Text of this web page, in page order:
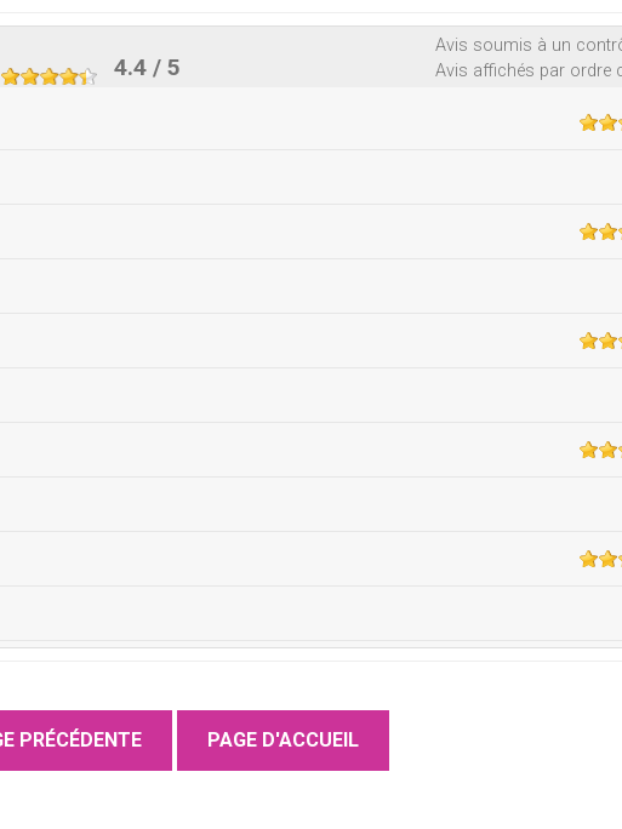
Avis soumis à un
Avis affichés par ordre
4.4 / 5